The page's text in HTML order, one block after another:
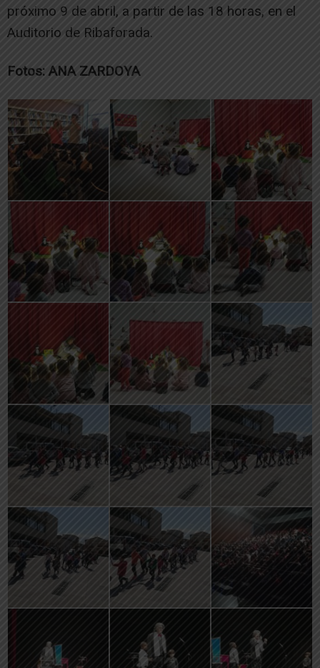
próximo 9 de abril, a partir de las 18 horas, en el
Auditorio de Ribaforada.
Fotos: ANA ZARDOYA